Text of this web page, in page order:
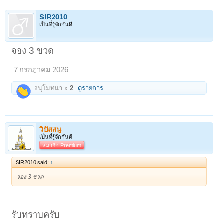
SIR2010
เป็นที่รู้จักกันดี
จอง 3 ขวด
7 กรกฎาคม 2026
อนุโมทนา x2 ดูรายการ
วิปัสสนู
เป็นที่รู้จักกันดี
สมาชิก Premium
SIR2010 said: ↑
จอง 3 ขวด
รับทราบครับ